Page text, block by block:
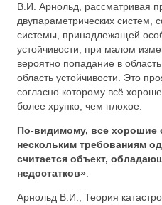
В.И. Арнольд, рассматривая
двупараметрических
системы, принадлежащей
устойчивости, при малом
вероятно попадание в
область устойчивости. Это
согласно которому всё
более хрупко, чем плохое.
По-видимому, все хорошие
нескольким требованиям
считается объект,
недостатков»
Арнольд В.И., Теория